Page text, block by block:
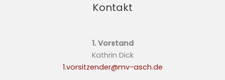
Kontakt
1. Vorstand
Kathrin Dick
1.vorsitzender@mv-asch.de